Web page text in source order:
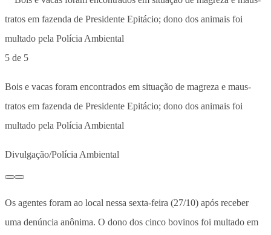
5 de 5
Bois e vacas foram encontrados em situação de magreza e maus-
tratos em fazenda de Presidente Epitácio; dono dos animais foi
multado pela Polícia Ambiental
Divulgação/Polícia Ambiental
Os agentes foram ao local nessa sexta-feira (27/10) após receber
uma denúncia anônima. O dono dos cinco bovinos foi multado em